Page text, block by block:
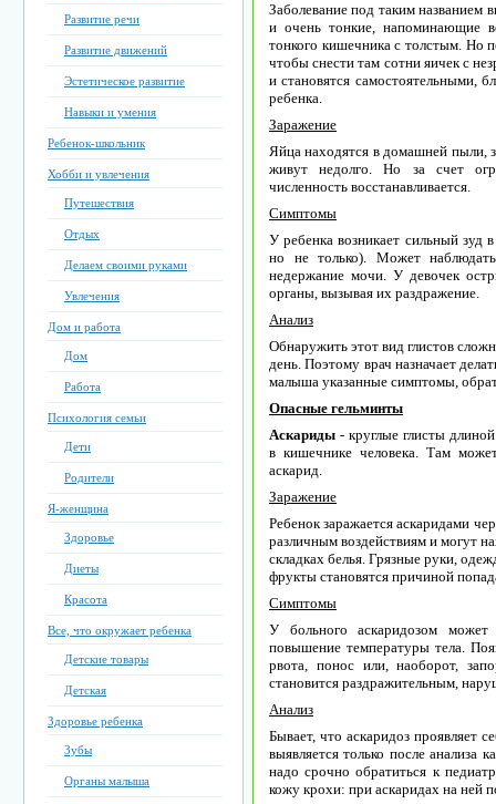
Развитие речи
Развитие движений
Эстетическое развитие
Навыки и умения
Ребенок-школьник
Хобби и увлечения
Путешествия
Отдых
Делаем своими руками
Увлечения
Дом и работа
Дом
Работа
Психология семьи
Дети
Родители
Я-женщина
Здоровье
Диеты
Красота
Все, что окружает ребенка
Детские товары
Детская
Здоровье ребенка
Зубы
Органы малыша
Заболевание под таким названием
и очень тонкие, напоминающие
тонкого кишечника с толстым. Но
чтобы снести там сотни яичек с
и становятся самостоятельными,
ребенка.
Заражение
Яйца находятся в домашней пыли,
живут недолго. Но за счет
численность восстанавливается.
Симптомы
У ребенка возникает сильный зуд
но не только). Может
недержание мочи. У девочек
органы, вызывая их раздражение.
Анализ
Обнаружить этот вид глистов
день. Поэтому врач назначает
малыша указанные симптомы,
Опасные гельминты
Аскариды - круглые глисты
в кишечнике человека. Там
аскарид.
Заражение
Ребенок заражается аскаридами
различным воздействиям и могут
складках белья. Грязные руки,
фрукты становятся причиной
Симптомы
У больного аскаридозом может
повышение температуры тела.
рвота, понос или, наоборот,
становится раздражительным,
Анализ
Бывает, что аскаридоз проявляет
выявляется только после анализа
надо срочно обратиться к
кожу крохи: при аскаридах на ней